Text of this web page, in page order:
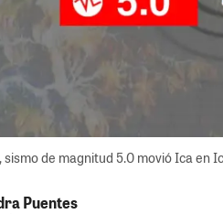
sismo de magnitud 5.0 movió Ica en
Puentes